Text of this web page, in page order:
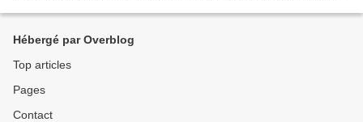
Hébergé par Overblog
Top articles
Pages
Contact